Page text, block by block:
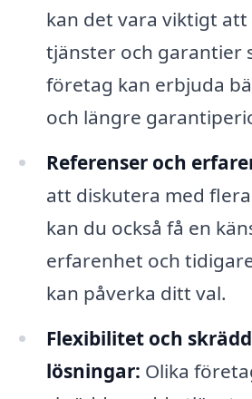
kan det vara viktigt att
tjänster och garantier
företag kan erbjuda
och längre
Referenser och
att diskutera med
kan du också få en
erfarenhet och
kan påverka ditt val.
Flexibilitet och
lösningar: Olika